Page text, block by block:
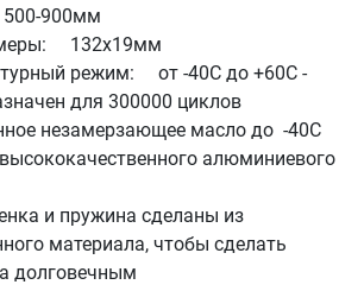
900мм
132х19мм
режим: от -40С до +60С -
для 300000 циклов
незамерзающее масло до -40С
алюминиевого
и пружина сделаны из
материала, чтобы сделать
долговечным